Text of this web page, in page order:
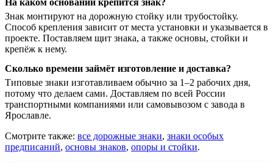
Знак монтируют на дорожную стойку или трубостойку.
Способ крепления зависит от места установки и указывается в
проекте. Поставляем щит знака, а также основы, стойки и
крепёж к нему.
Сколько времени займёт изготовление и доставка?
Типовые знаки изготавливаем обычно за 1–2 рабочих дня,
потому что делаем сами. Доставляем по всей России
транспортными компаниями или самовывозом с завода в
Ярославле.
Смотрите также: все дорожные знаки, знаки особых
предписаний, основы знаков, опоры и стойки.